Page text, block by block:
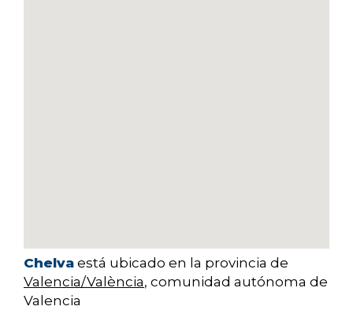
Chelva está ubicado en la provincia de
Valencia/València, comunidad autónoma de
Valencia